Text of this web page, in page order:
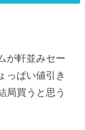
が軒並みセー
っぱい値引き
局買うと思う